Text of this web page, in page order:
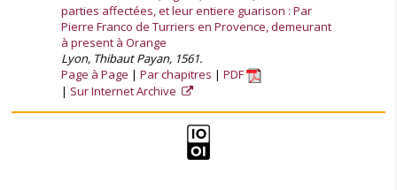
parties affectées, et leur entiere guarison : Par
Pierre Franco de Turriers en Provence, demeurant
à present à Orange
Lyon, Thibaut Payan, 1561.
Page à Page
Par chapitres
PDF
Sur Internet Archive